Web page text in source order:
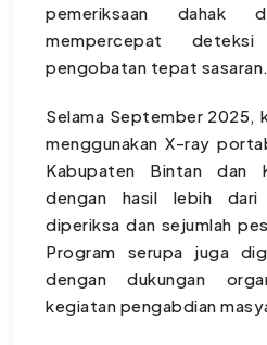
pemeriksaan dahak
mempercepat
pengobatan tepat sasaran.
Selama September 2025,
menggunakan X-ray
Kabupaten Bintan dan
dengan hasil lebih
diperiksa dan sejumlah
Program serupa juga
dengan dukungan
kegiatan pengabdian